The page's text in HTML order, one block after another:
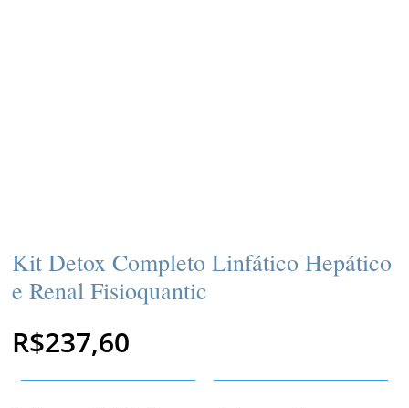
Kit Detox Completo Linfático Hepático
e Renal Fisioquantic
R$237,60